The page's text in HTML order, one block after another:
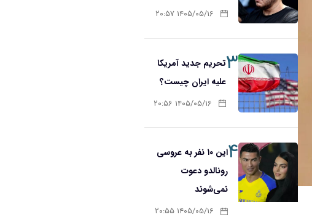
۱۴۰۵/۰۵/۱۶ ۲۰:۵۷
۳تحریم‌ جدید آمریکا
علیه ایران چیست؟
۱۴۰۵/۰۵/۱۶ ۲۰:۵۶
۴
این ۱۰ نفر به عروسی
رونالدو دعوت
نمی‌شوند
۱۴۰۵/۰۵/۱۶ ۲۰:۵۵